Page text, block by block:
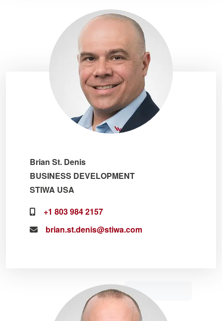
Brian St. Denis
BUSINESS DEVELOPMENT
STIWA USA
+1 803 984 2157
brian.st.denis@stiwa.com